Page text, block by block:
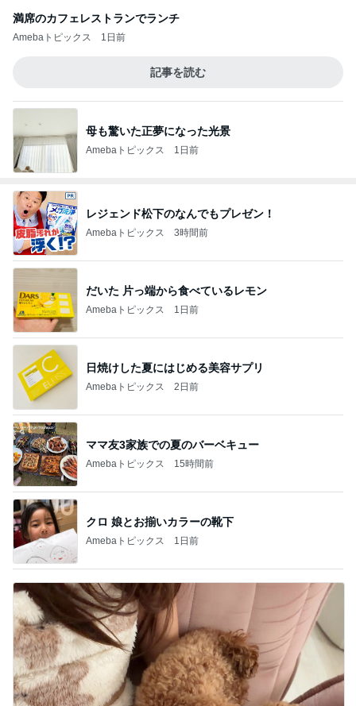
満席のカフェレストランでランチ
Amebaトピックス 1日前
記事を読む
母も驚いた正夢になった光景
Amebaトピックス 1日前
レジェンド松下のなんでもプレゼン！
Amebaトピックス 3時間前
だいた 片っ端から食べているレモン
Amebaトピックス 1日前
日焼けした夏にはじめる美容サプリ
Amebaトピックス 2日前
ママ友3家族での夏のバーベキュー
Amebaトピックス 15時間前
クロ 娘とお揃いカラーの靴下
Amebaトピックス 1日前